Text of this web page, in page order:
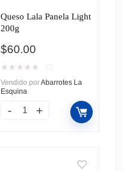
Queso Lala Panela Light
200g
$60.00
★ ★ ★ ★ ★
Vendido porAbarrotes La
Esquina